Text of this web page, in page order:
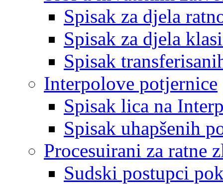
Spisak za djela
Spisak za djela
Spisak
Interpolove potjernice
Spisak lica na
Spisak uhapšenih
Procesuirani za ratne
Sudski postupci